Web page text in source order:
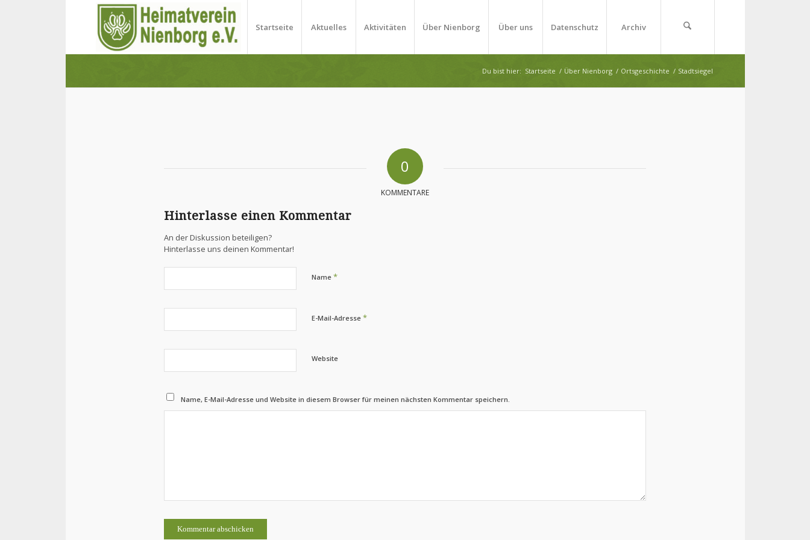
Startseite Aktuelles Aktivitäten Über Nienborg Über uns Datenschutz Archiv
Du bist hier: Startseite / Über Nienborg / Ortsgeschichte / Stadtsiegel
0
KOMMENTARE
Hinterlasse einen Kommentar
An der Diskussion beteiligen?
Hinterlasse uns deinen Kommentar!
Name *
E-Mail-Adresse *
Website
Name, E-Mail-Adresse und Website in diesem Browser für meinen nächsten Kommentar speichern.